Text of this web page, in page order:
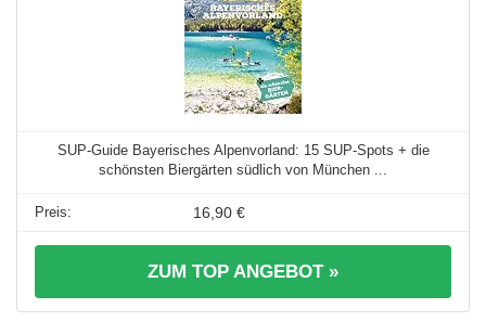
SUP-Guide Bayerisches Alpenvorland: 15 SUP-Spots + die
schönsten Biergärten südlich von München ...
16,90 €
ZUM TOP ANGEBOT »